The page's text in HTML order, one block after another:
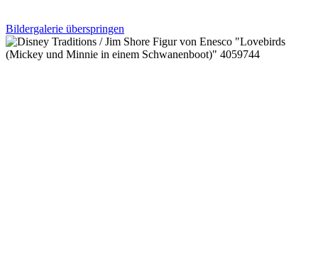
Bildergalerie überspringen